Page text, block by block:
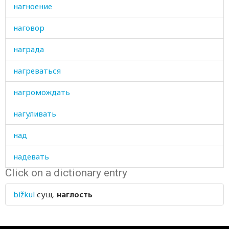
нагноение
наговор
награда
нагреваться
нагромождать
нагуливать
над
надевать
надежда
надежный
Click on a dictionary entry
bížkul сущ. наглость